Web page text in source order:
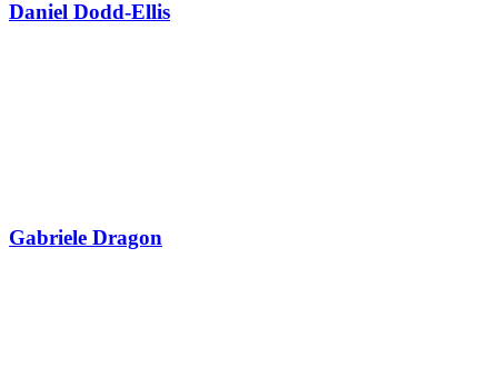
Daniel Dodd-Ellis
Gabriele Dragon